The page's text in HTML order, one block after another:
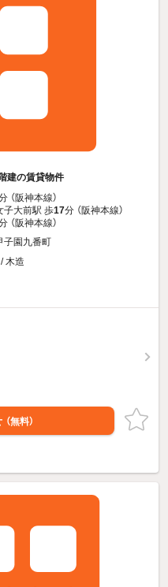
建の賃貸物件
（阪神本線）
子大前駅 歩17分 （阪神本線）
（阪神本線）
子園九番町
木造
（無料）